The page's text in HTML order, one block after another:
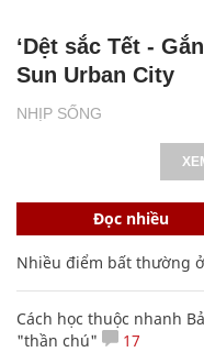
NHỊP SỐNG
‘Dệt sắc Tết -
Sun Urban City
Đọc nhiều
Nhiều điểm bất thường
Cách học thuộc nhanh
"thần chú"
17